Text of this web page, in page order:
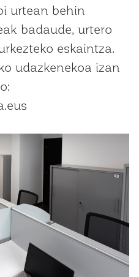
urtean behin
badaude, urtero
eskaintza.
udazkenekoa izan